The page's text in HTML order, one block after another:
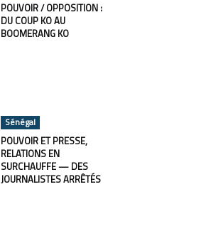
POUVOIR / OPPOSITION :
DU COUP KO AU
BOOMERANG KO
Sénégal
POUVOIR ET PRESSE,
RELATIONS EN
SURCHAUFFE — DES
JOURNALISTES ARRÊTÉS